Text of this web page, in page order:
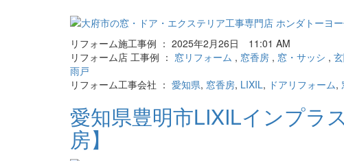
リフォーム施工事例 ： 2025年2月26日 11:01 AM
リフォーム店 工事例 ： 窓リフォーム , 窓香房 , 窓・サッシ ,
雨戸
リフォーム工事会社 ： 愛知県, 窓香房, LIXIL, ドアリフォーム,
愛知県豊明市LIXILインプラ
房】